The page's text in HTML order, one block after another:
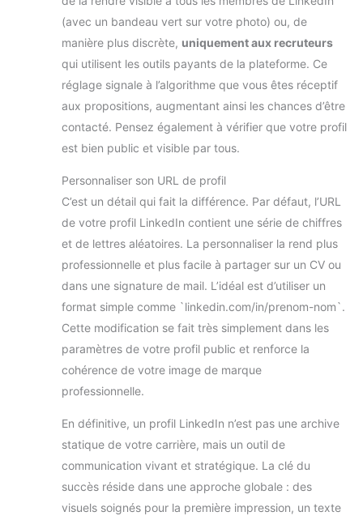
(avec un bandeau vert sur votre photo) ou, de
manière plus discrète, uniquement aux recruteurs
qui utilisent les outils payants de la plateforme. Ce
réglage signale à l’algorithme que vous êtes réceptif
aux propositions, augmentant ainsi les chances d’être
contacté. Pensez également à vérifier que votre profil
est bien public et visible par tous.
Personnaliser son URL de profil
C’est un détail qui fait la différence. Par défaut, l’URL
de votre profil LinkedIn contient une série de chiffres
et de lettres aléatoires. La personnaliser la rend plus
professionnelle et plus facile à partager sur un CV ou
dans une signature de mail. L’idéal est d’utiliser un
format simple comme `linkedin.com/in/prenom-nom`.
Cette modification se fait très simplement dans les
paramètres de votre profil public et renforce la
cohérence de votre image de marque
professionnelle.
En définitive, un profil LinkedIn n’est pas une archive
statique de votre carrière, mais un outil de
communication vivant et stratégique. La clé du
succès réside dans une approche globale : des
visuels soignés pour la première impression, un texte